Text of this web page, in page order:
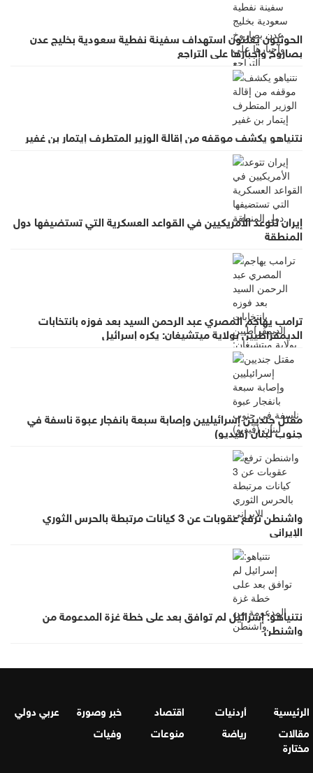
الحوثيون يعلنون استهداف سفينة نفطية سعودية بخليج عدن
بصاروخ وإجبارها على التراجع
نتنياهو يكشف موقفه من إقالة الوزير المتطرف إيتمار بن غفير
إيران تتوعد الأمريكيين في القواعد العسكرية التي تستضيفها دول
المنطقة
ترامب يهاجم المصري عبد الرحمن السيد بعد فوزه بانتخابات
الديمقراطيين بولاية ميتشيغان: يكره إسرائيل
مقتل جنديين إسرائيليين وإصابة سبعة بانفجار عبوة ناسفة في
جنوب لبنان (فيديو)
واشنطن ترفع عقوبات عن 3 كيانات مرتبطة بالحرس الثوري
الإيراني
نتنياهو: إسرائيل لم توافق بعد على خطة غزة المدعومة من
واشنطن
الرئيسية أردنيات اقتصاد خبر وصورة
عربي دولي
مقالات
مختارة
رياضة منوعات وفيات